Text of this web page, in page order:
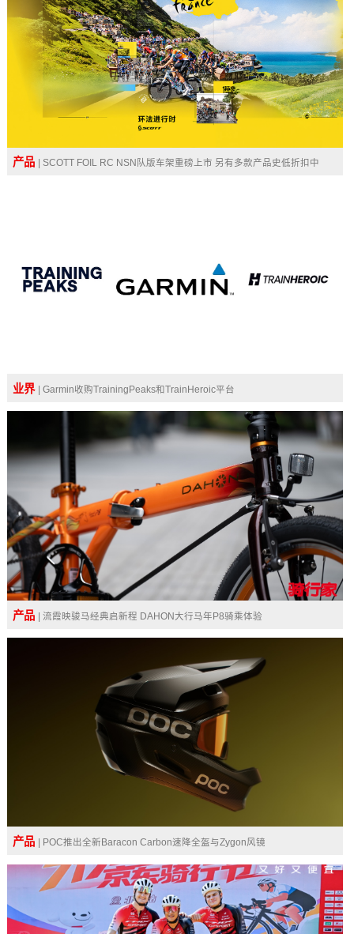
产品 | SCOTT FOIL RC NSN队版车架重磅上市 另有多款产品史低折扣中
业界 | Garmin收购TrainingPeaks和TrainHeroic平台
产品 | 流霞映骏马经典启新程 DAHON大行马年P8骑乘体验
产品 | POC推出全新Baracon Carbon速降全盔与Zygon风镜